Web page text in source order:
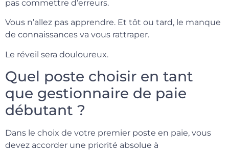
pas commettre d’erreurs.
Vous n’allez pas apprendre. Et tôt ou tard, le manque
de connaissances va vous rattraper.
Le réveil sera douloureux.
Quel poste choisir en tant
que gestionnaire de paie
débutant ?
Dans le choix de votre premier poste en paie, vous
devez accorder une priorité absolue à